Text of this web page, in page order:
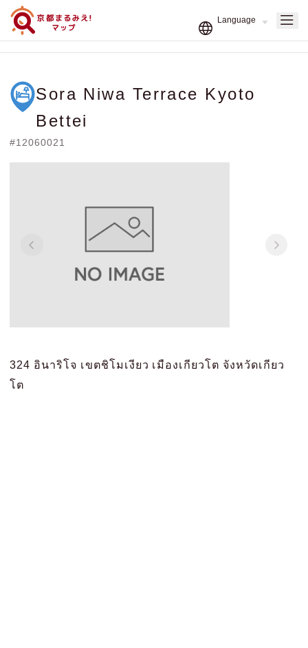
Sora Niwa Terrace Kyoto
Bettei
#12060021
324 อินาริโจ เขตชิโมเงียว เมืองเกียวโต จังหวัดเกียว
โต